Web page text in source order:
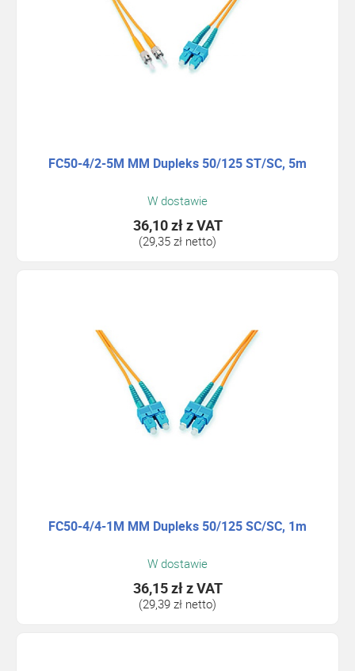
FC50-4/2-5M MM Dupleks 50/125 ST/SC, 5m
W dostawie
36,10 złz VAT
(29,35 zł netto)
FC50-4/4-1M MM Dupleks 50/125 SC/SC, 1m
W dostawie
36,15 złz VAT
(29,39 zł netto)